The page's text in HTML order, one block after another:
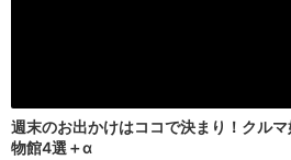
週末のお出かけはココで決まり！クル
物館4選＋α